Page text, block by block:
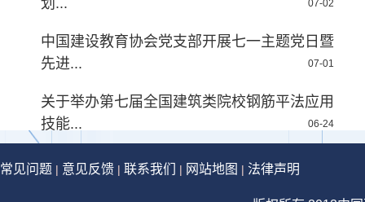
划... 07-02
中国建设教育协会党支部开展七一主题党日暨
先进...
07-01
关于举办第七届全国建筑类院校钢筋平法应用
技能...
06-24
常见问题 | 意见反馈 | 联系我们 | 网站地图 | 法律声明